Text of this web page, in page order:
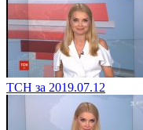
ТСН за 2019.07.12